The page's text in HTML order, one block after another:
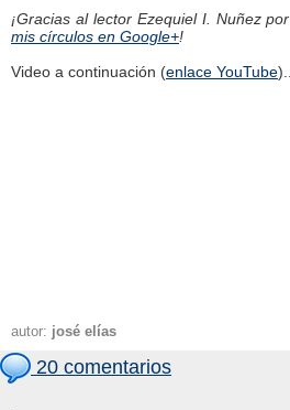
¡Gracias al lector Ezequiel I. Nuñez
mis círculos en Google+!
Video a continuación (enlace YouTube)...
autor: josé elías
20 comentarios